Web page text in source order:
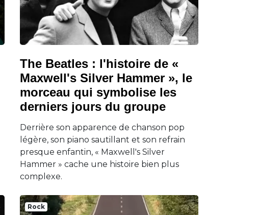
The Beatles : l'histoire de «
Maxwell's Silver Hammer », le
morceau qui symbolise les
derniers jours du groupe
Derrière son apparence de chanson pop
légère, son piano sautillant et son refrain
presque enfantin, « Maxwell's Silver
Hammer » cache une histoire bien plus
complexe.
Rock